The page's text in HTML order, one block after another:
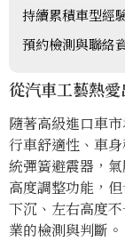
持續累積車型經
預約檢測與聯絡
從汽車工藝熱
隨著高級進口車
行車舒適性、車
統彈簧避震器，
高度調整功能，
下沉、左右高度
業的檢測與判斷。